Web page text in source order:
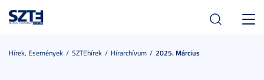
Hírek, Események SZTEhírek Hírarchívum 2025. Március